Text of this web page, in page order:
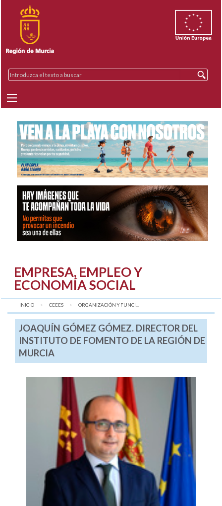
EMPRESA, EMPLEO Y
ECONOMÍA SOCIAL
INICIO CEEES AQUÍ:
ORGANIZACIÓN Y FUNCI...
JOAQUÍN GÓMEZ GÓMEZ. DIRECTOR DEL
INSTITUTO DE FOMENTO DE LA REGIÓN DE
MURCIA